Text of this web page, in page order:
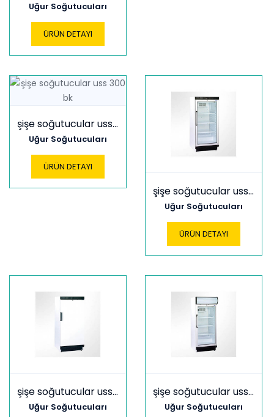
Uğur Soğutucuları
ÜRÜN DETAYI
şişe soğutucular uss 300 bk
Uğur Soğutucuları
ÜRÜN DETAYI
şişe soğutucular uss 300 dtk
Uğur Soğutucuları
ÜRÜN DETAYI
şişe soğutucular uss dtk sd
Uğur Soğutucuları
şişe soğutucular uss 300 dtkl
Uğur Soğutucuları